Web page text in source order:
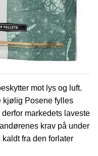
mot lys og luft.
kjølig Posene fylles
markedets laveste
krav på under
fra den forlater